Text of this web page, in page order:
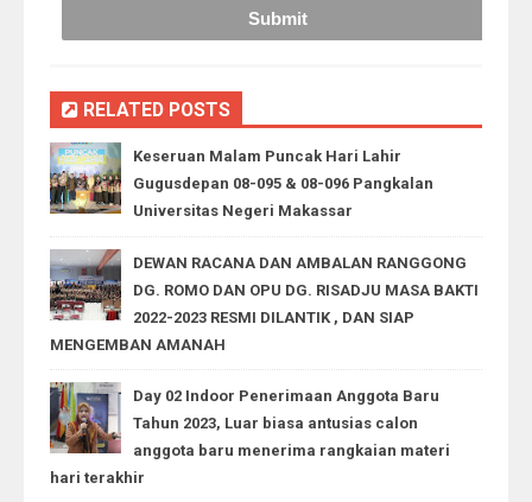
RELATED POSTS
Keseruan Malam Puncak Hari Lahir
Gugusdepan 08-095 & 08-096 Pangkalan
Universitas Negeri Makassar
DEWAN RACANA DAN AMBALAN RANGGONG
DG. ROMO DAN OPU DG. RISADJU MASA BAKTI
2022-2023 RESMI DILANTIK , DAN SIAP
MENGEMBAN AMANAH
Day 02 Indoor Penerimaan Anggota Baru
Tahun 2023, Luar biasa antusias calon
anggota baru menerima rangkaian materi
hari terakhir